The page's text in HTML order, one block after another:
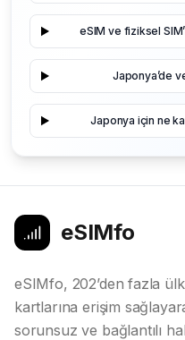
eSIM ve fiziksel
Japonya’de
Japonya için ne
eSIMfo
eSIMfo, 202’den fazla
kartlarına erişim
sorunsuz ve bağlantılı